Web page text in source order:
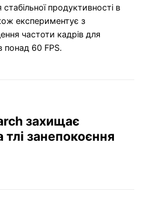
продуктивності в
експериментує з
частоти кадрів для
понад 60 FPS.
захищає
тлі занепокоєння